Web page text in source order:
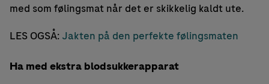
med som følingsmat når det er skikkelig kaldt ute.
LES OGSÅ: Jakten på den perfekte følingsmaten
Ha med ekstra blodsukkerapparat